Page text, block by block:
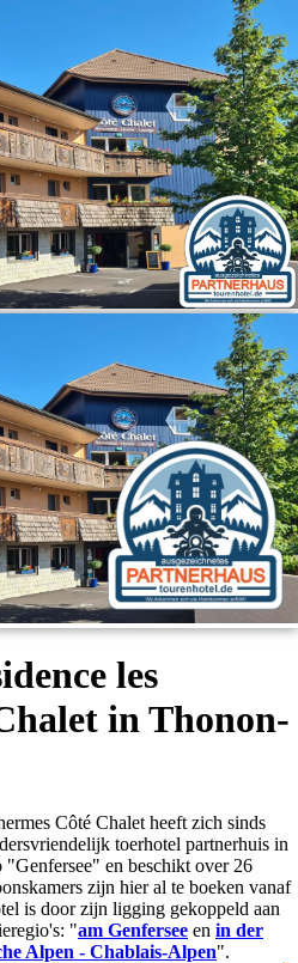
les
in Thonon-
Côté Chalet heeft zich sinds
toerhotel partnerhuis in
en beschikt over 26
zijn hier al te boeken vanaf
is door zijn ligging gekoppeld aan
"am Genfersee en in der
Alpen - Chablais-Alpen".